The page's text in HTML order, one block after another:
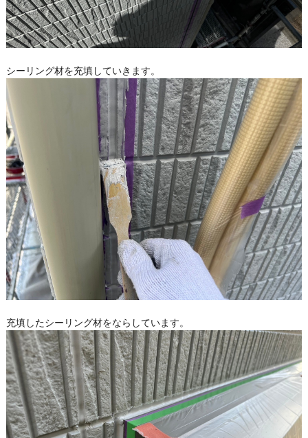
シーリング材を充填していきます。
充填したシーリング材をならしています。